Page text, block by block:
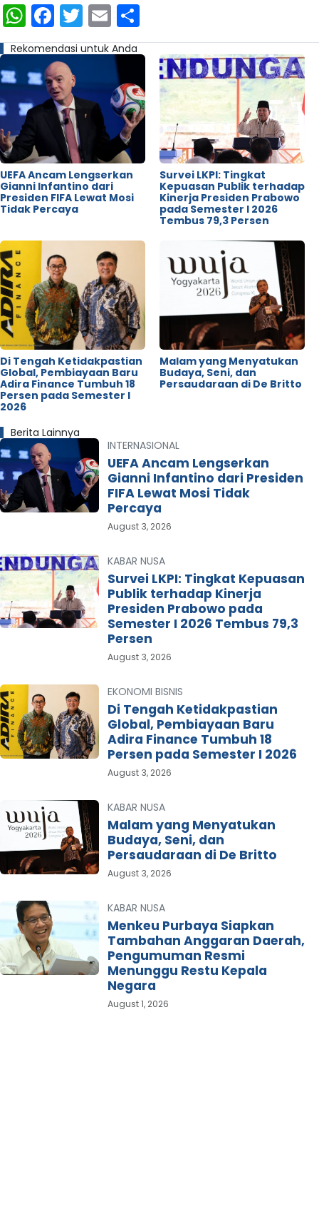
WhatsApp
Facebook
Twitter
Email
Rekomendasi untuk Anda
UEFA Ancam Lengserkan
Gianni Infantino dari
Presiden FIFA Lewat Mosi
Tidak Percaya
Survei LKPI: Tingkat
Kepuasan Publik terhadap
Kinerja Presiden Prabowo
pada Semester I 2026
Tembus 79,3 Persen
Di Tengah Ketidakpastian
Global, Pembiayaan Baru
Adira Finance Tumbuh 18
Persen pada Semester I
2026
Malam yang Menyatukan
Budaya, Seni, dan
Persaudaraan di De Britto
Berita Lainnya
INTERNASIONAL
UEFA Ancam Lengserkan
Gianni Infantino dari Presiden
FIFA Lewat Mosi Tidak
Percaya
August 3, 2026
KABAR NUSA
Survei LKPI: Tingkat Kepuasan
Publik terhadap Kinerja
Presiden Prabowo pada
Semester I 2026 Tembus 79,3
Persen
August 3, 2026
EKONOMI BISNIS
Di Tengah Ketidakpastian
Global, Pembiayaan Baru
Adira Finance Tumbuh 18
Persen pada Semester I 2026
August 3, 2026
KABAR NUSA
Malam yang Menyatukan
Budaya, Seni, dan
Persaudaraan di De Britto
August 3, 2026
KABAR NUSA
Menkeu Purbaya Siapkan
Tambahan Anggaran Daerah,
Pengumuman Resmi
Menunggu Restu Kepala
Negara
August 1, 2026